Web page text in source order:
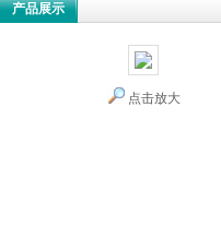
产品展示
点击放大